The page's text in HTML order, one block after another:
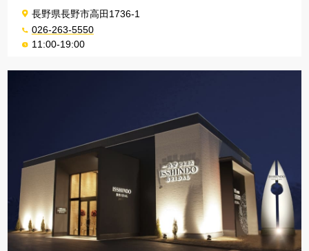
長野県長野市高田1736-1
026-263-5550
11:00-19:00